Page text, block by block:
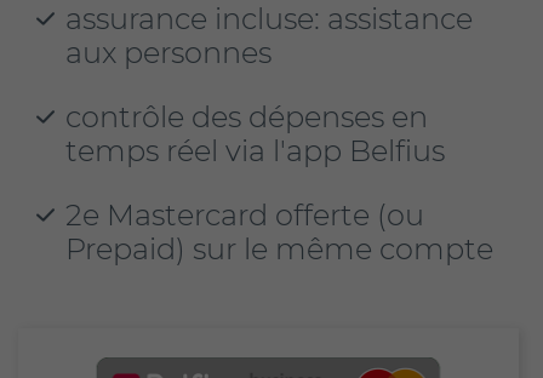
assurance incluse: assistance
aux personnes
contrôle des dépenses en
temps réel via l'app Belfius
2e Mastercard offerte (ou
Prepaid) sur le même compte